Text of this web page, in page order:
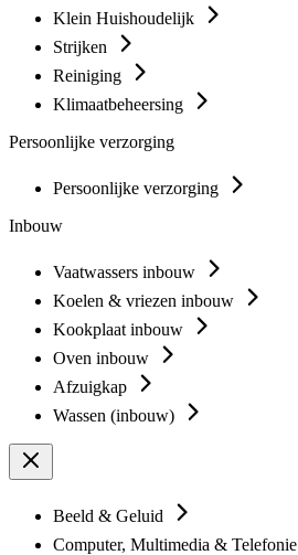
Klein Huishoudelijk
Strijken
Reiniging
Klimaatbeheersing
Persoonlijke verzorging
Persoonlijke verzorging
Inbouw
Vaatwassers inbouw
Koelen & vriezen inbouw
Kookplaat inbouw
Oven inbouw
Afzuigkap
Wassen (inbouw)
Beeld & Geluid
Computer, Multimedia & Telefonie